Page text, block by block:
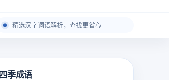
精选汉字词语解析，查找更省心
小学到高中语文内容，分类检索更高效
四季成语